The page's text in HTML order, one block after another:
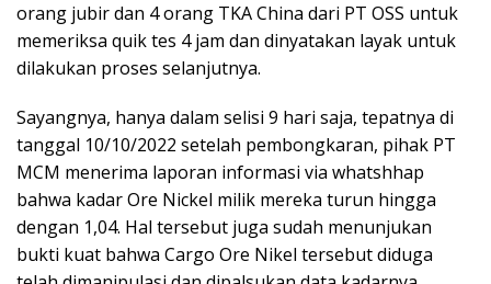
orang jubir dan 4 orang TKA China dari PT OSS untuk
memeriksa quik tes 4 jam dan dinyatakan layak untuk
dilakukan proses selanjutnya.
Sayangnya, hanya dalam selisi 9 hari saja, tepatnya di
tanggal 10/10/2022 setelah pembongkaran, pihak PT
MCM menerima laporan informasi via whatshhap
bahwa kadar Ore Nickel milik mereka turun hingga
dengan 1,04. Hal tersebut juga sudah menunjukan
bukti kuat bahwa Cargo Ore Nikel tersebut diduga